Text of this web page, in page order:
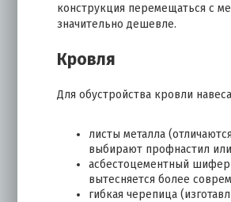
конструкция перемещаться с
значительно дешевле.
Кровля
Для обустройства кровли
листы металла
выбирают профнастил
асбестоцементный шифер
вытесняется более
гибкая черепица